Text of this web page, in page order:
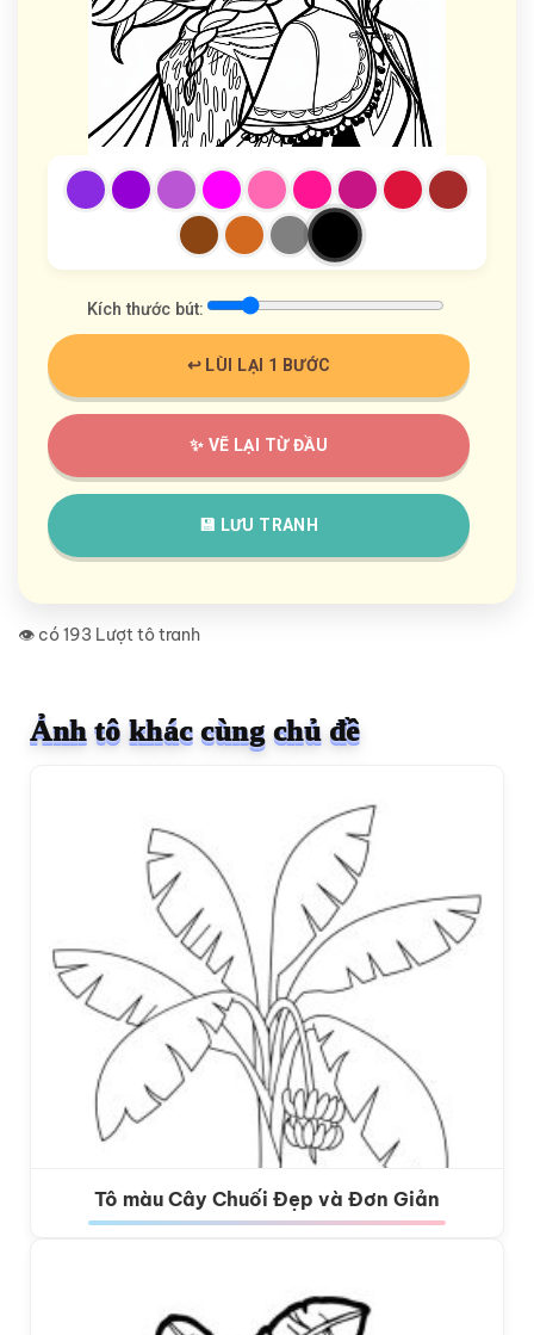
Kích thước bút:
↩️ LÙI LẠI 1 BƯỚC
✨ VẼ LẠI TỪ ĐẦU
💾 LƯU TRANH
👁️ có 193 Lượt tô tranh
Ảnh tô khác cùng chủ đề
Tô màu Cây Chuối Đẹp và Đơn Giản